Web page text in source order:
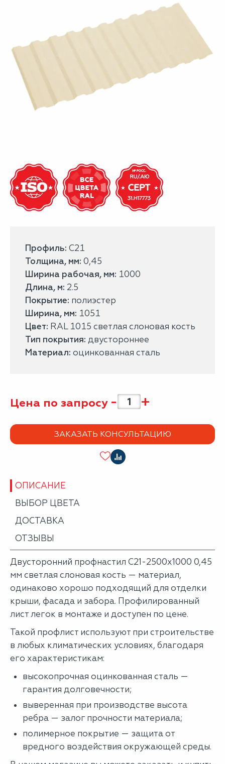
Профиль: С21
Толщина, мм: 0,45
Ширина рабочая, мм: 1000
Длина, м: 2.5
Покрытие: полиэстер
Ширина, мм: 1051
Цвет: RAL 1015 светлая слоновая кость
Тип покрытия: двустороннее
Материал: оцинкованная сталь
Цена по запросу - +
ЗАКАЗАТЬ КОНСУЛЬТАЦИЮ
ОПИСАНИЕ
ВЫБОР ЦВЕТА
ДОСТАВКА
ОТЗЫВЫ
Двусторонний профнастил С21-2500х1000 0,45
мм светлая слоновая кость — материал,
одинаково хорошо подходящий для отделки
крыши, фасада и забора. Профилированный
лист легок в монтаже и доступен по цене.
Такой профлист используют при строительстве
в любых климатических условиях, благодаря
его характеристикам:
высокопрочная оцинкованная сталь —
гарантия долговечности;
выверенная при производстве высота
ребра — залог прочности материала;
полимерное покрытие — защита от
вредного воздействия окружающей среды.